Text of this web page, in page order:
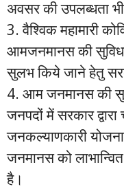
अवसर की उपलब्धता
3. वैश्विक महामारी
आमजनमानस की
सुलभ किये जाने हेतु
4. आम जनमानस की
जनपदों में सरकार द्वारा
जनकल्याणकारी
जनमानस को
है।